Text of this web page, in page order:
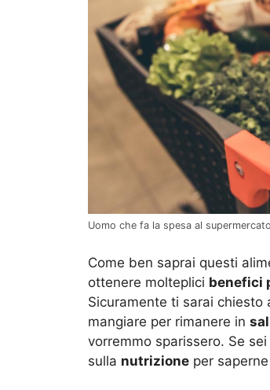
Uomo che fa la spesa al
Come ben saprai questi
ottenere molteplici benefici
Sicuramente ti sarai
mangiare per rimanere in
vorremmo sparissero. Se
sulla nutrizione per